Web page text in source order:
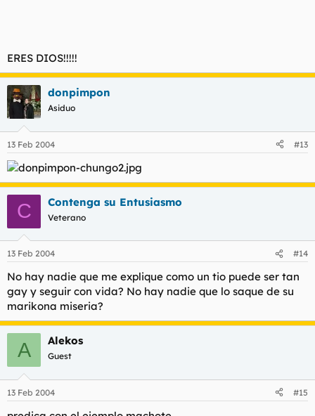
ERES DIOS!!!!!
donpimpon
Asiduo
13 Feb 2004 #13
C Contenga su Entusiasmo
Veterano
13 Feb 2004 #14
No hay nadie que me explique como un tio puede ser tan
gay y seguir con vida? No hay nadie que lo saque de su
marikona miseria?
A Alekos
Guest
13 Feb 2004 #15